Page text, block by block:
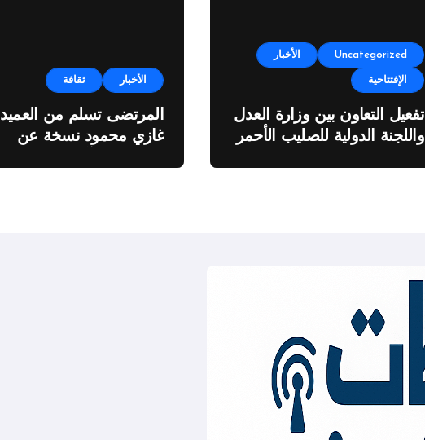
Uncategorized الأخبار
الإفتتاحية
تفعيل التعاون بين وزارة العدل
واللجنة الدولية للصليب الأحمر
الأخبار ثقافة
المرتضى تسلم من العميد
غازي محمود نسخة عن